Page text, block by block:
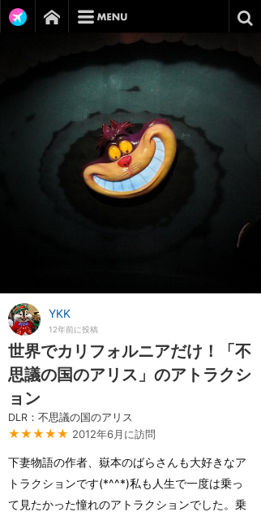
YKK
12年前に投稿
世界でカリフォルニアだけ！「不
思議の国のアリス」のアトラクシ
ョン
DLR：不思議の国のアリス
★★★★★ 2012年6月に訪問
下妻物語の作者、嶽本のばらさんも大好きなア
トラクションです(*^^*)私も人生で一度は乗っ
て見たかった憧れのアトラクションでした。乗